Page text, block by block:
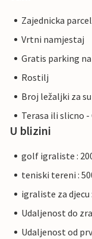
Zajednicka
Vrtni namjestaj
Gratis parking
Rostilj
Broj ležaljki za
Terasa ili slicno
U blizini
golf igraliste :
teniski tereni :
igraliste za djecu
Udaljenost do
Udaljenost od